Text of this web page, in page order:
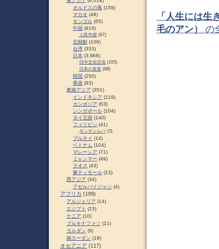
「人生には
毛のアン）
の
オルドスの風 (159)
マカオ (48)
モンゴル (65)
中国 (819)
人民中国 (97)
北朝鮮 (106)
台湾 (333)
日本 (3,968)
日中文化交流 (105)
日本の皇室 (88)
韓国 (250)
香港 (83)
東南アジア (351)
インドネシア (119)
カンボジア (63)
シンガポール (104)
タイ王国 (140)
フィリピン (41)
モンテンルパ (3)
ブルネイ (14)
ベトナム (104)
マレーシア (71)
ミャンマー (49)
ラオス (43)
東ティモール (13)
西アジア (34)
アゼルバイジャン (4)
アフリカ (199)
アルジェリア (14)
エジプト (23)
ケニア (10)
ブルキナファソ (11)
ヨルダン (9)
南スーダン (19)
オセアニア (117)